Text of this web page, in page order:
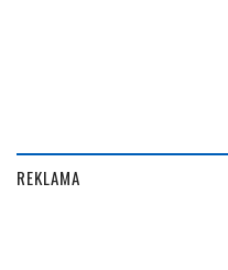
REKLAMA